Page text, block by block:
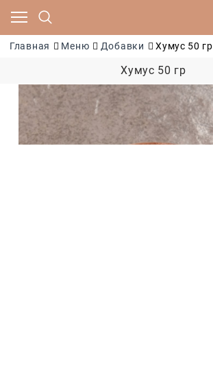
Главная Меню Добавки Хумус 50 гр
Хумус 50 гр